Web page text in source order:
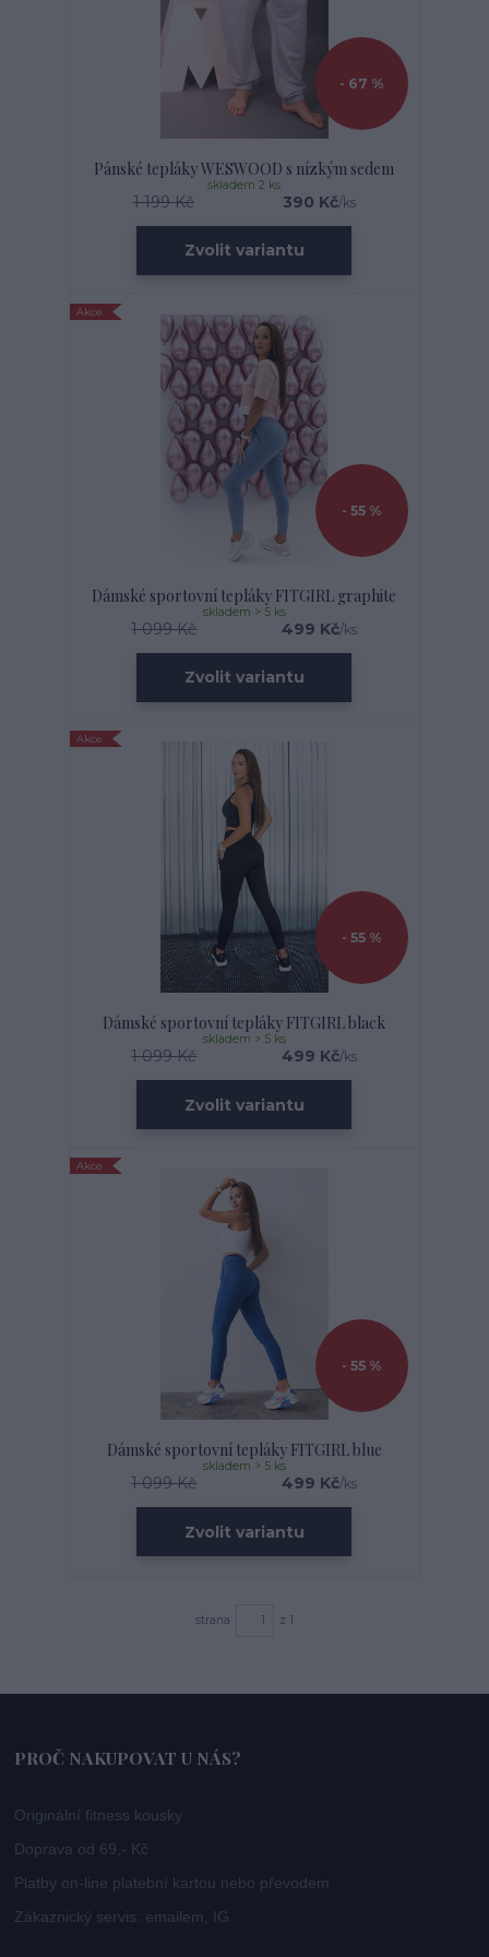
- 67 %
Pánské tepláky WESWOOD s nízkým sedem
1 199 Kč 390 Kč/ks
skladem 2 ks
Zvolit variantu
Akce
- 55 %
Dámské sportovní tepláky FITGIRL graphite
1 099 Kč 499 Kč/ks
skladem > 5 ks
Zvolit variantu
Akce
- 55 %
Dámské sportovní tepláky FITGIRL black
1 099 Kč 499 Kč/ks
skladem > 5 ks
Zvolit variantu
Akce
- 55 %
Dámské sportovní tepláky FITGIRL blue
1 099 Kč 499 Kč/ks
skladem > 5 ks
Zvolit variantu
strana z 1
PROČ NAKUPOVAT U NÁS?
Originální fitness kousky
Doprava od 69,- Kč
Platby on-line platební kartou nebo převodem
Zákaznický servis: emailem, IG